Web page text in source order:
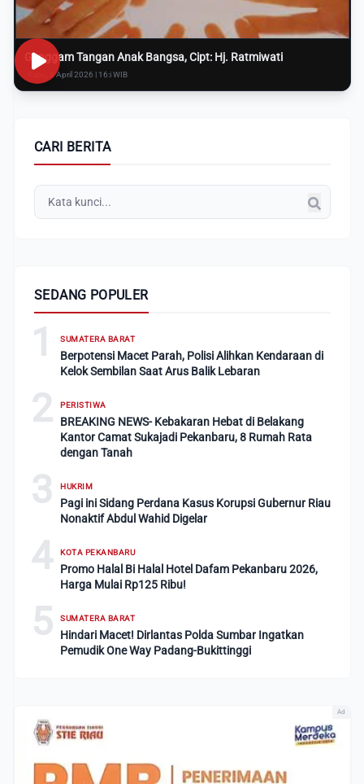
Genggam Tangan Anak Bangsa, Cipt: Hj. Ratmiwati
Rabu, 8 April 2026 | 16:i WIB
CARI BERITA
SEDANG POPULER
1 SUMATERA BARAT
Berpotensi Macet Parah, Polisi Alihkan Kendaraan di
Kelok Sembilan Saat Arus Balik Lebaran
2 PERISTIWA
BREAKING NEWS- Kebakaran Hebat di Belakang
Kantor Camat Sukajadi Pekanbaru, 8 Rumah Rata
dengan Tanah
3 HUKRIM
Pagi ini Sidang Perdana Kasus Korupsi Gubernur Riau
Nonaktif Abdul Wahid Digelar
4 KOTA PEKANBARU
Promo Halal Bi Halal Hotel Dafam Pekanbaru 2026,
Harga Mulai Rp125 Ribu!
5 SUMATERA BARAT
Hindari Macet! Dirlantas Polda Sumbar Ingatkan
Pemudik One Way Padang-Bukittinggi
Ad